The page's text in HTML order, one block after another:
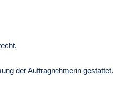
der Auftragnehmerin gestattet.